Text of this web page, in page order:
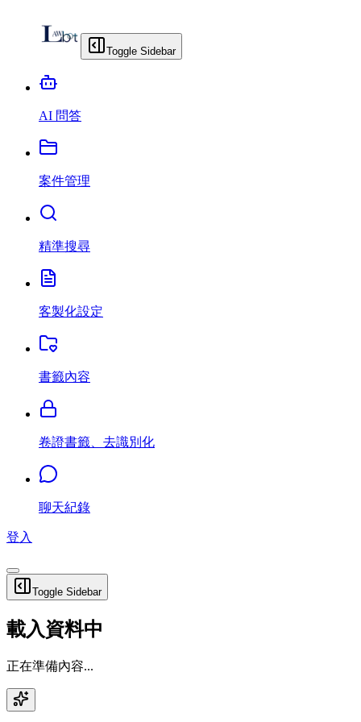
Toggle Sidebar
AI 問答
案件管理
精準搜尋
客製化設定
書籤內容
卷證書籤、去識別化
聊天紀錄
登入
Toggle Sidebar
載入資料中
正在準備內容...